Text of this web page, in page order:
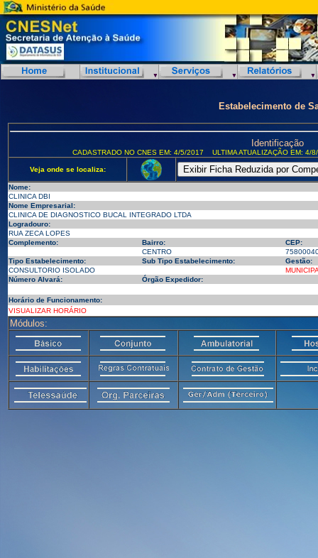
Estabelecimento de
Identificação
CADASTRADO NO CNES EM: 4/5/2017 ULTIMA ATUALIZAÇÃO EM:
Veja onde se localiza:
Nome:
CLINICA DBI
Nome Empresarial:
CLINICA DE DIAGNOSTICO BUCAL INTEGRADO LTDA
Logradouro:
RUA ZECA LOPES
Complemento:
Bairro:
CEP:
CENTRO
Tipo Estabelecimento:
Sub Tipo Estabelecimento:
Gestão:
CONSULTORIO ISOLADO
Número Alvará:
Órgão Expedidor:
Horário de Funcionamento:
VISUALIZAR HORÁRIO
Módulos: